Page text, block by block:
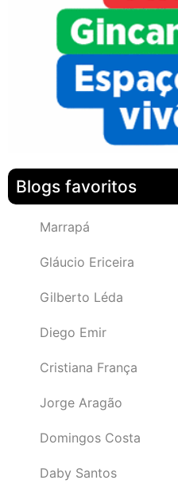
Blogs favoritos
Marrapá
Gláucio Ericeira
Gilberto Léda
Diego Emir
Cristiana França
Jorge Aragão
Domingos Costa
Daby Santos